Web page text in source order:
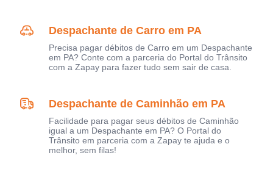
Despachante de Carro em PA
Precisa pagar débitos de Carro em um Despachante
em PA? Conte com a parceria do Portal do Trânsito
com a Zapay para fazer tudo sem sair de casa.
Despachante de Caminhão em PA
Facilidade para pagar seus débitos de Caminhão
igual a um Despachante em PA? O Portal do
Trânsito em parceria com a Zapay te ajuda e o
melhor, sem filas!